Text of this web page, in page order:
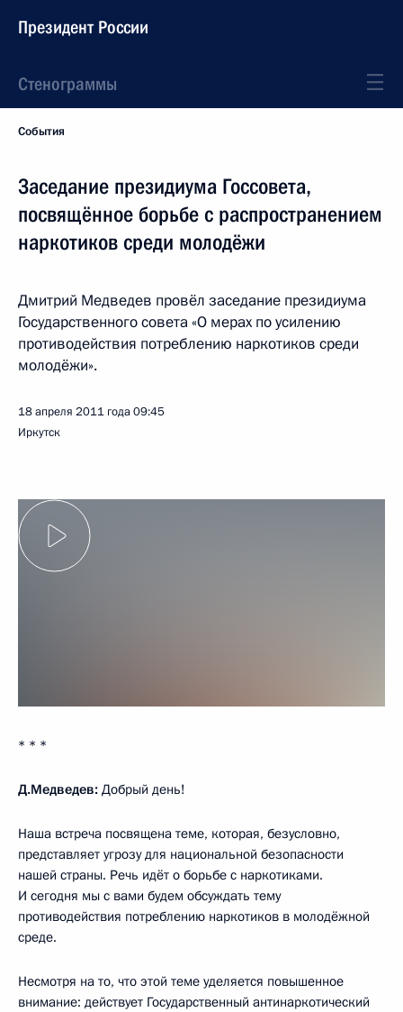
Президент России
Стенограммы
События
Заседание президиума Госсовета,
посвящённое борьбе с распространением
наркотиков среди молодёжи
Дмитрий Медведев провёл заседание президиума
Государственного совета «О мерах по усилению
противодействия потреблению наркотиков среди
молодёжи».
18 апреля 2011 года09:45
Иркутск
* * *
Д.Медведев: Добрый день!
Наша встреча посвящена теме, которая, безусловно,
представляет угрозу для национальной безопасности
нашей страны. Речь идёт о борьбе с наркотиками.
И сегодня мы с вами будем обсуждать тему
противодействия потреблению наркотиков в молодёжной
среде.
Несмотря на то, что этой теме уделяется повышенное
внимание: действует Государственный антинаркотический